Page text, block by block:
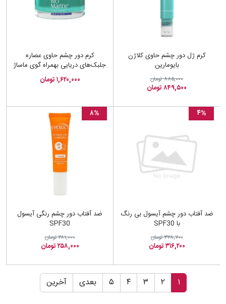
کرم ژل دور چشم حاوی کلاژن
بایومارین
۸۸۵,۰۰۰ تومان
۸۴۹,۵۰۰ تومان
کرم دور چشم حاوی عصاره
جلبک‌های دریایی بهمراه گوی ماساژ
بایومارین
۱,۶۲۰,۰۰۰ تومان
۴%
ضد آفتاب دور چشم آیسول بی رنگ
با SPF30
۳۲۸,۷۰۰ تومان
۳۱۶,۲۰۰ تومان
۸%
ضد آفتاب دور چشم رنگی آیسول
SPF30
۲۸۱,۰۰۰ تومان
۲۵۸,۰۰۰ تومان
۱ ۲ ۳ ۴ ۵ بعدی آخرین